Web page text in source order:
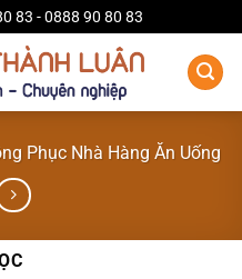
83 - 0888 90 80 83
Phục Nhà Hàng Ăn Uống